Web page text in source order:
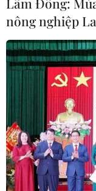
Nghị sỹ Mỹ
lấy dữ liệu
10/04/2019 22:30
Hai thượng nghị
công ty truyền
Twitter lừa người
nông nghiệp